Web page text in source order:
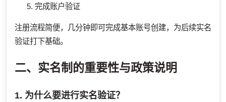
完成账户验证
注册流程简便，几分钟即可完成基本账号创建，为后续实名
验证打下基础。
二、实名制的重要性与政策说明
1. 为什么要进行实名验证？